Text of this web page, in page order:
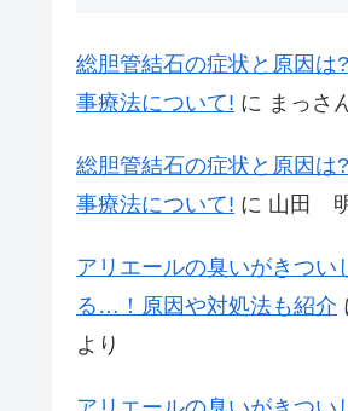
総胆管結石の症状と原因は
事療法について! に まっさ
総胆管結石の症状と原因は
事療法について! に 山田
アリエールの臭いがきつい
る…！原因や対処法も紹介
より